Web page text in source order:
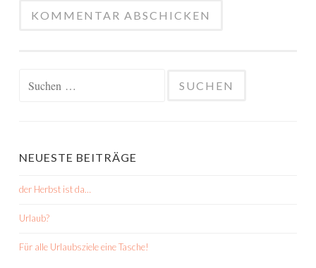
NEUESTE BEITRÄGE
der Herbst ist da…
Urlaub?
Für alle Urlaubsziele eine Tasche!